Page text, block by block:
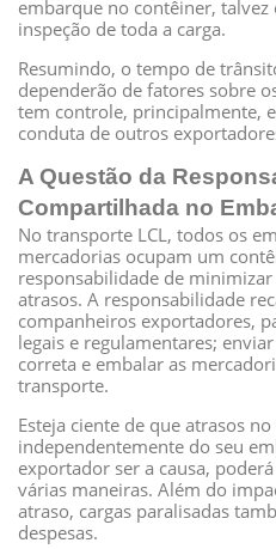
embarque no contêiner,
inspeção de toda a carga.
Resumindo, o tempo de
dependerão de fatores sobre
tem controle, principalmente,
conduta de outros
A Questão da
Compartilhada no
No transporte LCL, todos os
mercadorias ocupam um
responsabilidade de
atrasos. A responsabilidade
companheiros exportadores,
legais e regulamentares;
correta e embalar as
transporte.
Esteja ciente de que atrasos
independentemente do seu
exportador ser a causa,
várias maneiras. Além do
atraso, cargas paralisadas
despesas.